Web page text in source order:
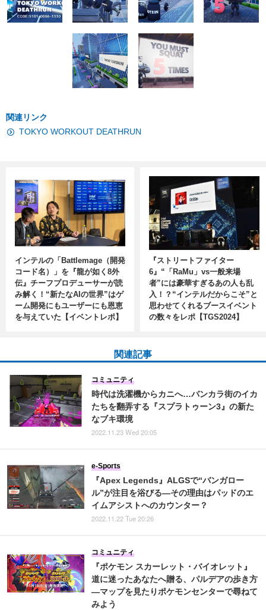
関連リンク
TOKYO WORKOUT DEATHRUN
インテルの「Battlemage（開発
コード名）」を『龍が如く8外
伝』チーフプロデューサーが読
み解く！“新たなAIの世界”はゲ
ーム開発にもユーザーにも恩恵
を与えていた【イベントレポ】
『ストリートファイター
6』“「RaMu」vs一般来場
者”には豪華すぎるあの人も乱
入！？“インテルだからこそ”と
思わせてくれるブースイベント
の数々をレポ【TGS2024】
関連記事
時代は洗濯機からカニへ…バンカラ街のイカ
たちを翻弄する『スプラトゥーン3』の新た
なブキ環境
コミュニティ
2022.11.23 Wed 20:05
『Apex Legends』ALGSで“バンガロー
ル”が注目を浴びる―その理由はパッドのエ
イムアシストへのカウンター？
e-Sports
2022.11.22 Tue 20:26
『ポケモン スカーレット・バイオレット』
道に迷ったあなたへ贈る、パルデアの歩き方
―マップを見たりポケモンセンターで尋ねて
みよう
コミュニティ